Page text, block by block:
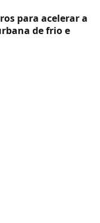
para acelerar a
de frio e